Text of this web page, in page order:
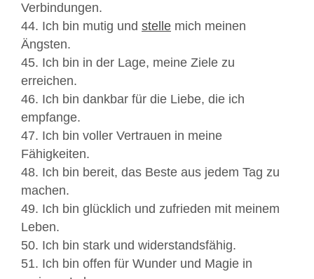
Verbindungen.
44. Ich bin mutig und stelle mich meinen
Ängsten.
45. Ich bin in der Lage, meine Ziele zu
erreichen.
46. Ich bin dankbar für die Liebe, die ich
empfange.
47. Ich bin voller Vertrauen in meine
Fähigkeiten.
48. Ich bin bereit, das Beste aus jedem Tag zu
machen.
49. Ich bin glücklich und zufrieden mit meinem
Leben.
50. Ich bin stark und widerstandsfähig.
51. Ich bin offen für Wunder und Magie in